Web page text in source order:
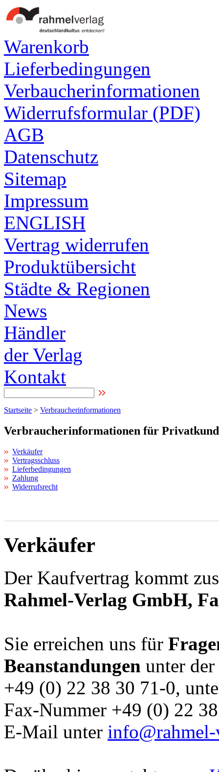
Warenkorb
Lieferbedingungen
Verbaucherinformationen
Widerrufsformular (PDF)
AGB
Datenschutz
Sitemap
Impressum
ENGLISH
Vertrag widerrufen
Produktübersicht
Städte & Regionen
News
Händler
der Verlag
Kontakt
Startseite > Verbraucherinformationen
Verbraucherinformationen für
Verkäufer
Vertragsschluss
Lieferbedingungen
Zahlung
Widerrufsrecht
Verkäufer
Der Kaufvertrag kommt
Rahmel-Verlag GmbH,
Sie erreichen uns für
Beanstandungen unter
+49 (0) 22 38 30 71-0,
Fax-Nummer +49 (0) 22
E-Mail unter